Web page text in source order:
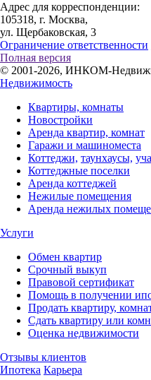
Адрес для корреспонденции:
105318, г. Москва,
ул. Щербаковская, 3
Ограничение ответственности
Полная версия
© 2001-2026, ИНКОМ-
Недвижимость
Квартиры, комнаты
Новостройки
Аренда квартир, комнат
Гаражи и машиноместа
Коттеджи, таунхаусы,
Коттеджные поселки
Аренда коттеджей
Нежилые помещения
Аренда нежилых
Услуги
Обмен квартир
Срочный выкуп
Правовой сертификат
Помощь в получении
Продать квартиру,
Сдать квартиру или
Оценка недвижимости
Отзывы клиентов
Ипотека Карьера